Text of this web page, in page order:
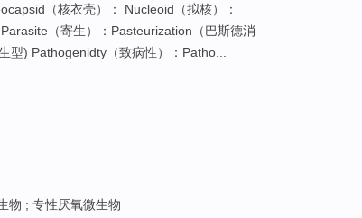
（核衣壳）： Nucleoid（拟核）：
（寄生）：Pasteurization（巴斯德消
) Pathogenidty（致病性）：Patho...
物 ; 专性厌氧微生物